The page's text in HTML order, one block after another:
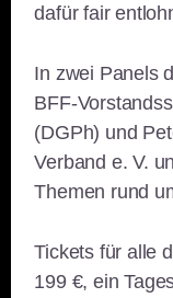
dafür fair
In zwei Panels
BFF-
(DGPh) und
Verband e. V.
Themen rund
Tickets für alle
199 €, ein